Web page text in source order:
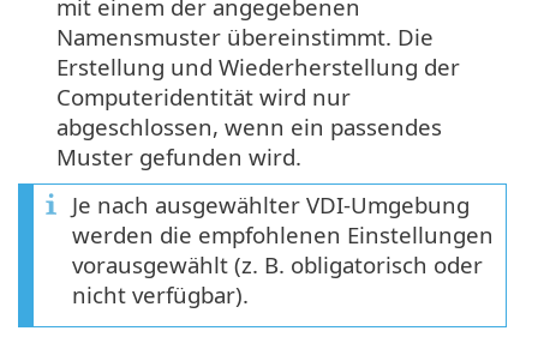
mit einem der angegebenen
Namensmuster übereinstimmt. Die
Erstellung und Wiederherstellung der
Computeridentität wird nur
abgeschlossen, wenn ein passendes
Muster gefunden wird.
Je nach ausgewählter VDI-Umgebung
werden die empfohlenen Einstellungen
vorausgewählt (z. B. obligatorisch oder
nicht verfügbar).